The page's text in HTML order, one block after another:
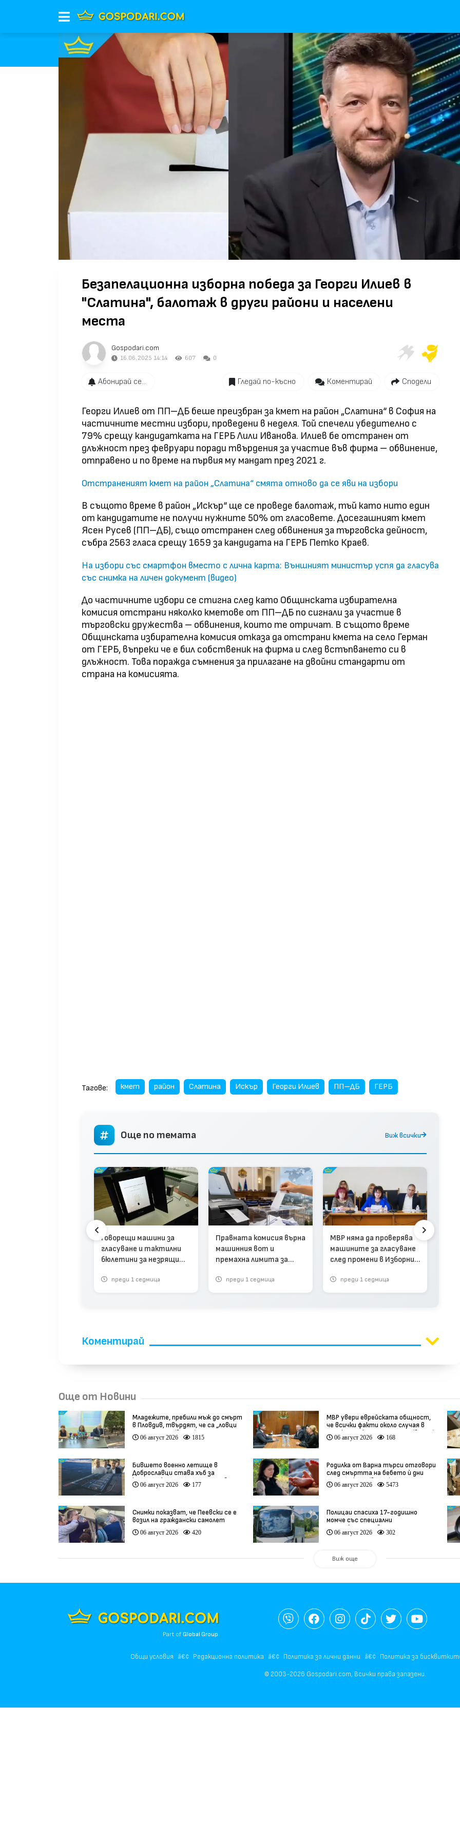
Безапелационна изборна победа за Георги Илиев в
"Слатина", балотаж в други райони и населени
места
Gospodari.com
16.06.2025 14:14 607 0
Абонирай се... Гледай по-късно Коментирай Сподели
Георги Илиев от ПП–ДБ беше преизбран за кмет на район „Слатина“ в София на
частичните местни избори, проведени в неделя. Той спечели убедително с
79% срещу кандидатката на ГЕРБ Лили Иванова. Илиев бе отстранен от
длъжност през февруари поради твърдения за участие във фирма – обвинение,
отправено и по време на първия му мандат през 2021 г.
Отстраненият кмет на район „Слатина“ смята отново да се яви на избори
В същото време в район „Искър“ ще се проведе балотаж, тъй като нито един
от кандидатите не получи нужните 50% от гласовете. Досегашният кмет
Ясен Русев (ПП–ДБ), също отстранен след обвинения за търговска дейност,
събра 2563 гласа срещу 1659 за кандидата на ГЕРБ Петко Краев.
На избори със смартфон вместо с лична карта: Външният министър успя да гласува
със снимка на личен документ (видео)
До частичните избори се стигна след като Oбщинската избирателна
комисия отстрани няколко кметове от ПП–ДБ по сигнали за участие в
търговски дружества – обвинения, които те отричат. В същото време
Общинската избирателна комисия отказа да отстрани кмета на село Герман
от ГЕРБ, въпреки че е бил собственик на фирма и след встъпването си в
длъжност. Това поражда съмнения за прилагане на двойни стандарти от
страна на комисията.
Тагове: кмет район Слатина Искър Георги Илиев ПП–ДБ ГЕРБ
Още по темата Виж всички
Говорещи машини за
гласуване и тактилни
бюлетини за незрящите
изборни правила (видео)
преди 1 седмица
Правната комисия върна
машинния вот и
премахна лимита за
преди 1 седмица
МВР няма да проверява
машините за гласуване
след промени в Изборния
преди 1 седмица
Коментирай
Още от Новини
Младежите, пребили мъж до смърт
в Пловдив, твърдят, че са „ловци
на педофили” (видео)
06 август 2026 1815
МВР увери еврейската общност,
че всички факти около случая в
Банско ще бъдат изяснени (видео)
06 август 2026 168
Бившето военно летище в
Доброславци става хъб за
космически технологии и иновации
(видео)
06 август 2026 177
Родилка от Варна търси отговори
след смъртта на бебето ѝ дни
преди секцио (видео)
06 август 2026 5473
Снимки показват, че Пеевски се е
возил на граждански самолет
06 август 2026 420
Полицаи спасиха 17-годишно
момче със специални
потребности, свалено от
автобус
06 август 2026 302
Виж още
Part ofGlobal Group
Общи условия Редакционна политика Политика за лични данни Политика за
© 2003-2026 Gospodari.com, Всички права запазени.